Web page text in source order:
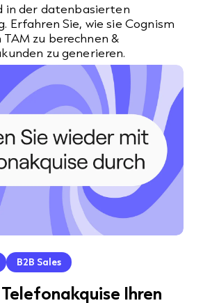
in der datenbasierten
Erfahren Sie, wie sie Cognism
zu berechnen &
zu generieren.
B2B Sales
Ihren